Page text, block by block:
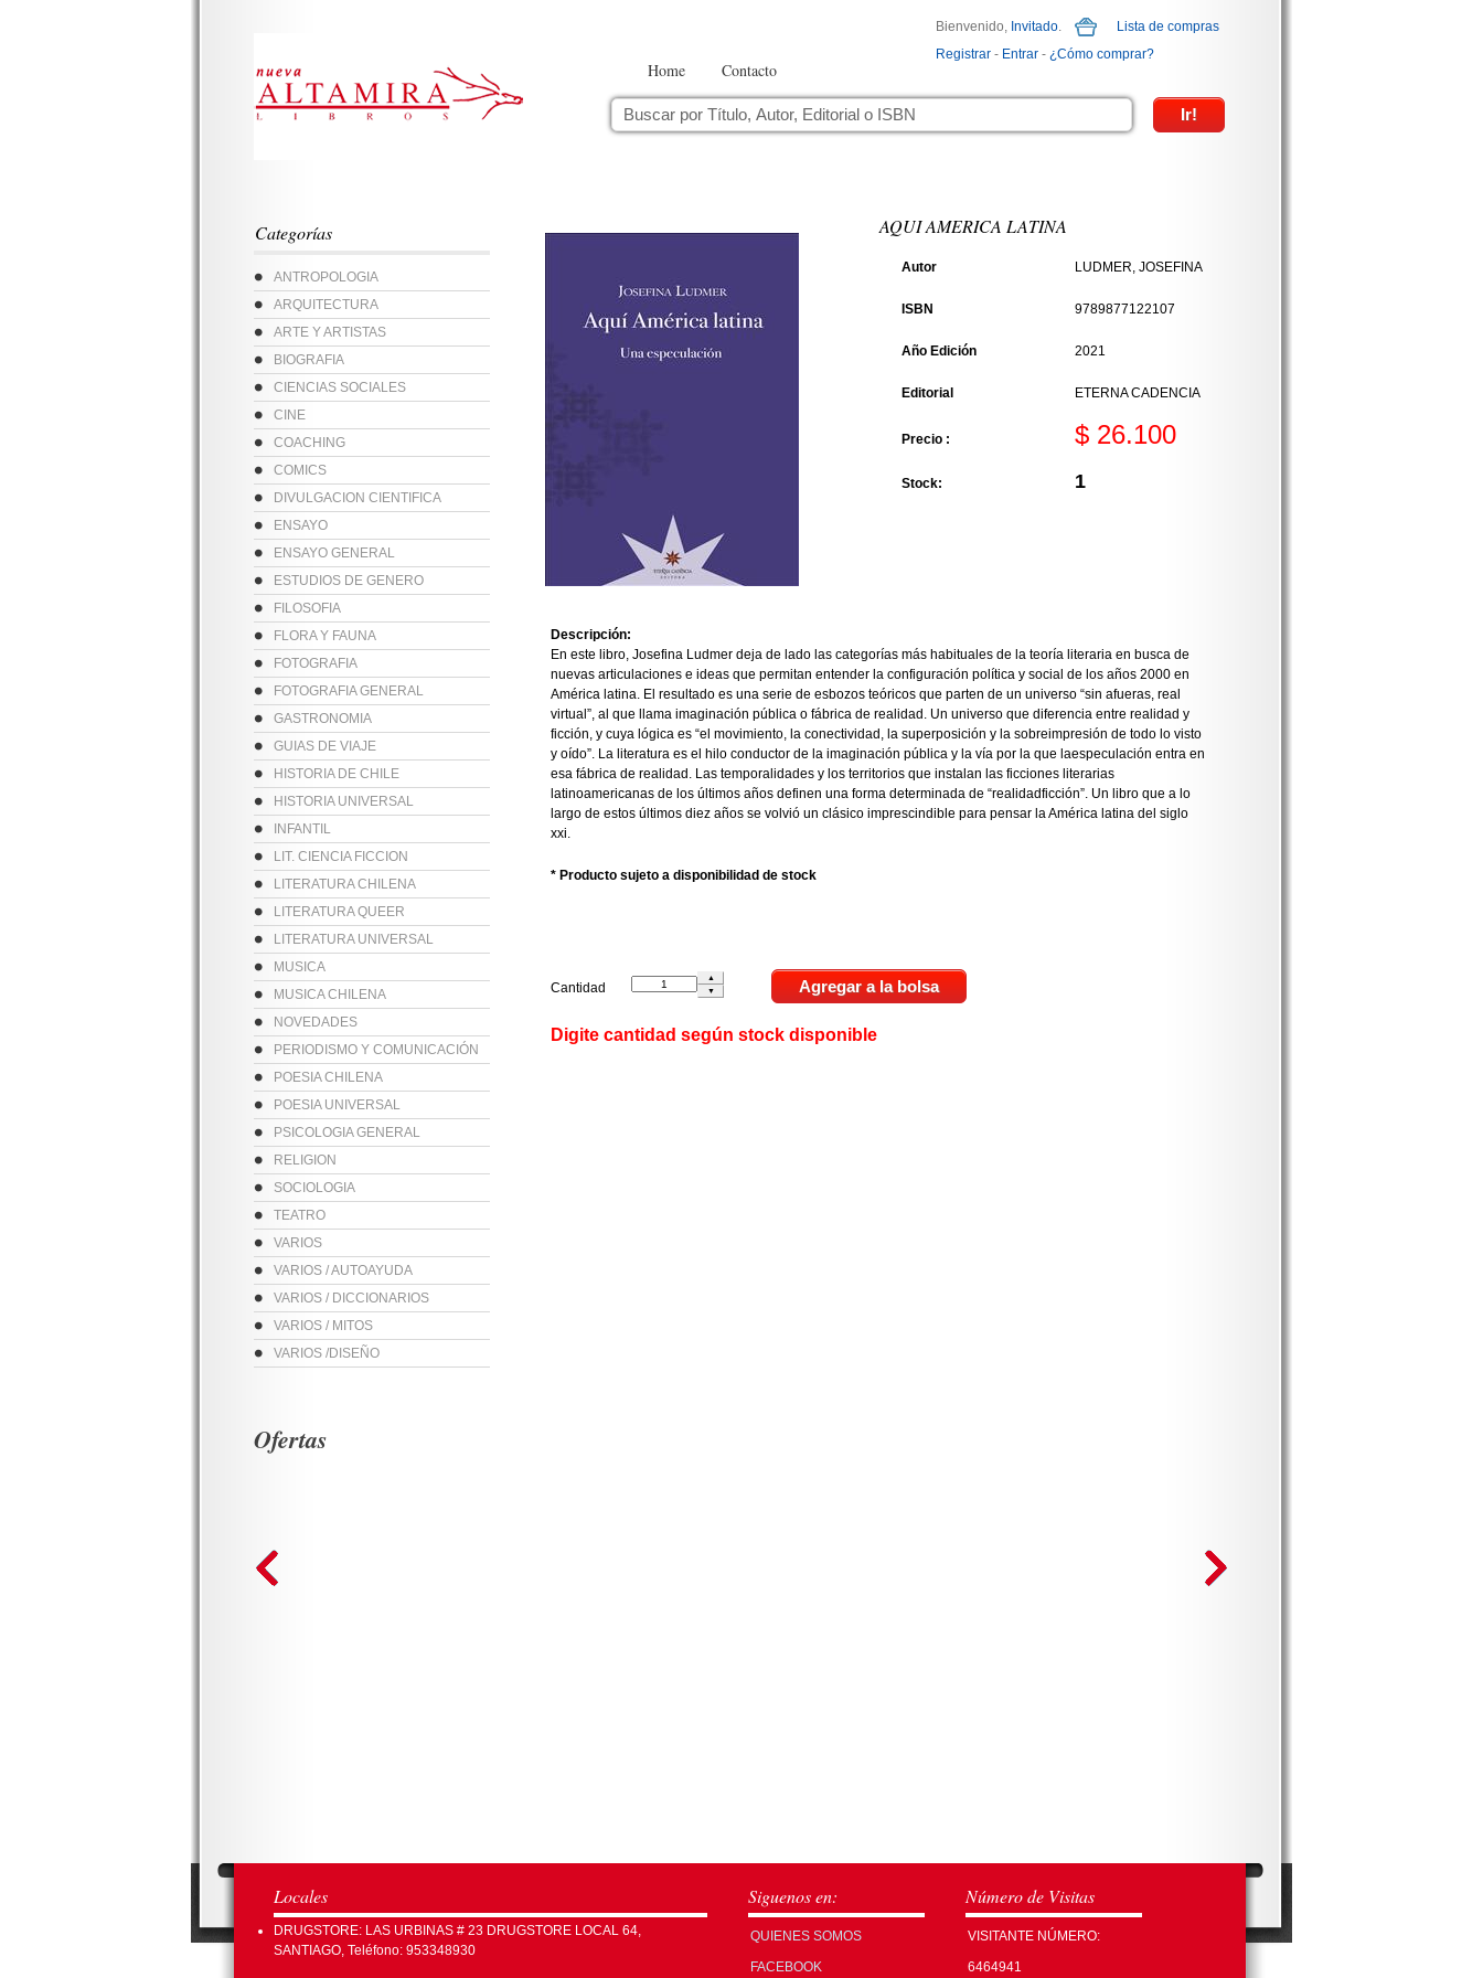
Home Contacto
Bienvenido, Invitado.
Lista de compras
Registrar - Entrar - ¿Cómo comprar?
Categorías
ANTROPOLOGIA
ARQUITECTURA
ARTE Y ARTISTAS
BIOGRAFIA
CIENCIAS SOCIALES
CINE
COACHING
COMICS
DIVULGACION CIENTIFICA
ENSAYO
ENSAYO GENERAL
ESTUDIOS DE GENERO
FILOSOFIA
FLORA Y FAUNA
FOTOGRAFIA
FOTOGRAFIA GENERAL
GASTRONOMIA
GUIAS DE VIAJE
HISTORIA DE CHILE
HISTORIA UNIVERSAL
INFANTIL
LIT. CIENCIA FICCION
LITERATURA CHILENA
LITERATURA QUEER
LITERATURA UNIVERSAL
MUSICA
MUSICA CHILENA
NOVEDADES
PERIODISMO Y COMUNICACIÓN
POESIA CHILENA
POESIA UNIVERSAL
PSICOLOGIA GENERAL
RELIGION
SOCIOLOGIA
TEATRO
VARIOS
VARIOS / AUTOAYUDA
VARIOS / DICCIONARIOS
VARIOS / MITOS
VARIOS /DISEÑO
AQUI AMERICA LATINA
Autor LUDMER, JOSEFINA
ISBN 9789877122107
Año Edición 2021
Editorial ETERNA CADENCIA
Precio : $ 26.100
Stock: 1
Descripción:
En este libro, Josefina Ludmer deja de lado las categorías más habituales de la teoría literaria en busca de
nuevas articulaciones e ideas que permitan entender la configuración política y social de los años 2000 en
América latina. El resultado es una serie de esbozos teóricos que parten de un universo “sin afueras, real
virtual”, al que llama imaginación pública o fábrica de realidad. Un universo que diferencia entre realidad y
ficción, y cuya lógica es “el movimiento, la conectividad, la superposición y la sobreimpresión de todo lo visto
y oído”. La literatura es el hilo conductor de la imaginación pública y la vía por la que laespeculación entra en
esa fábrica de realidad. Las temporalidades y los territorios que instalan las ficciones literarias
latinoamericanas de los últimos años definen una forma determinada de “realidadficción”. Un libro que a lo
largo de estos últimos diez años se volvió un clásico imprescindible para pensar la América latina del siglo
xxi.
* Producto sujeto a disponibilidad de stock
Cantidad
Digite cantidad según stock disponible
Ofertas
Locales
DRUGSTORE: LAS URBINAS # 23 DRUGSTORE LOCAL 64,
SANTIAGO, Teléfono: 953348930
Siguenos en:
QUIENES SOMOS
FACEBOOK
Número de Visitas
VISITANTE NÚMERO:
6464941